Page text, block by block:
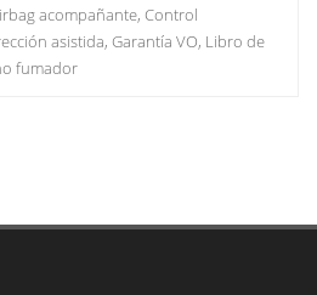
acompañante, Control
asistida, Garantía VO, Libro de
fumador